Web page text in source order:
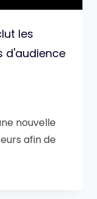
les
d'audience
nouvelle
afin de